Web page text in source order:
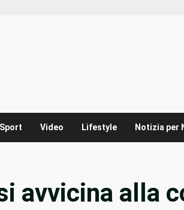
Sport Video Lifestyle Notizia per
avvicina alla